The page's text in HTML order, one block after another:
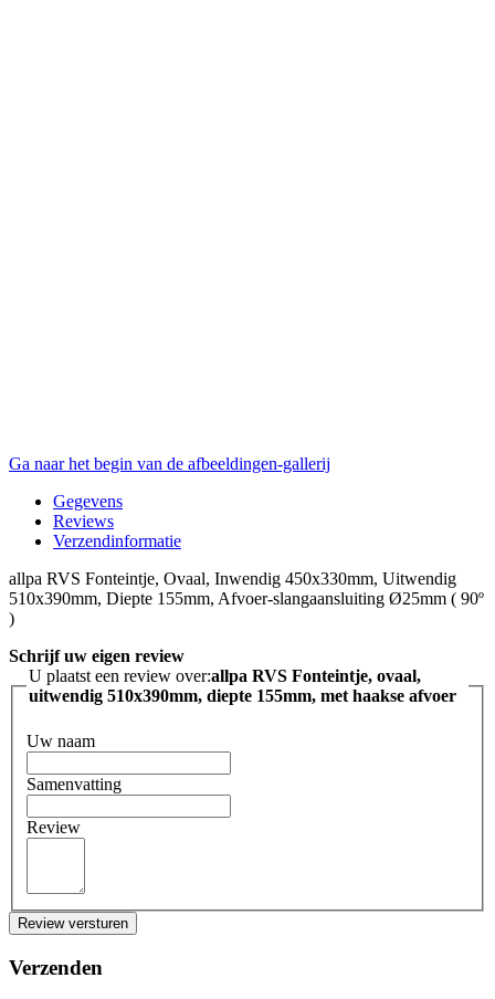
Ga naar het begin van de afbeeldingen-gallerij
Gegevens
Reviews
Verzendinformatie
allpa RVS Fonteintje, Ovaal, Inwendig 450x330mm, Uitwendig
510x390mm, Diepte 155mm, Afvoer-slangaansluiting Ø25mm ( 90º
)
Schrijf uw eigen review
U plaatst een review over:allpa RVS Fonteintje, ovaal,
uitwendig 510x390mm, diepte 155mm, met haakse afvoer
Uw naam
Samenvatting
Review
Review versturen
Verzenden